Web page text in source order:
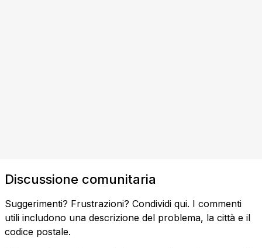
Discussione comunitaria
Suggerimenti? Frustrazioni? Condividi qui. I commenti
utili includono una descrizione del problema, la città e il
codice postale.